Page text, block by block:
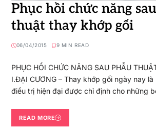
Phục hồi chức năng
thuật thay khớp gối
06/04/2015 9 MIN READ
PHỤC HỒI CHỨC NĂNG SAU PHẪU
I.ĐẠI CƯƠNG – Thay khớp gối ngày nay
điều trị hiện đại được chỉ định cho những
READ MORE